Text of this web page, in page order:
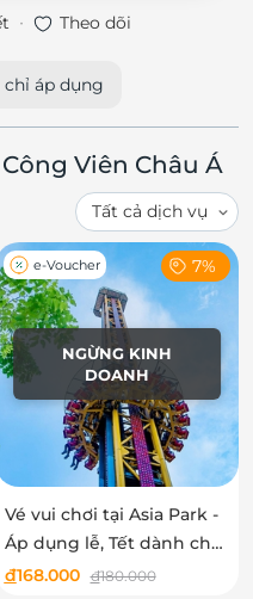
· Theo dõi
áp dụng
Viên Châu Á
NGỪNG KINH
DOANH
e-Voucher 7%
Vé vui chơi tại Asia Park -
Áp dụng lễ, Tết dành cho
người lớn
đ168.000 đ180.000